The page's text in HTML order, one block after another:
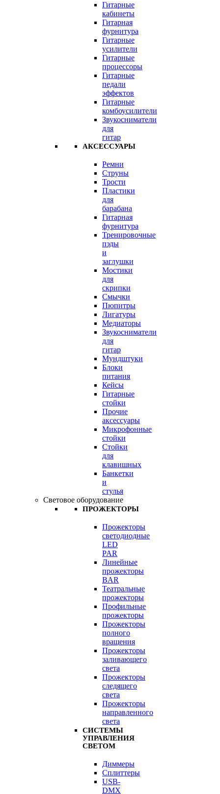
Гитарные
кабинеты
Гитарная
фурнитура
Гитарные
усилители
Гитарные
процессоры
Гитарные
педали
эффектов
Гитарные
комбоусилители
Звукосниматели
для
гитар
АКСЕССУАРЫ
Ремни
Струны
Трости
Пластики
для
барабана
Гитарная
фурнитура
Тренировочные
пэды
и
заглушки
Мостики
для
скрипки
Смычки
Пюпитры
Лигатуры
Медиаторы
Звукосниматели
для
гитар
Мундштуки
Блоки
питания
Кейсы
Гитарные
стойки
Прочие
аксессуары
Микрофонные
стойки
Стойки
для
клавишных
Банкетки
и
стулья
Световое оборудование
ПРОЖЕКТОРЫ
Прожекторы
светодиодные
LED
PAR
Линейные
прожекторы
BAR
Театральные
прожекторы
Профильные
прожекторы
Прожекторы
полного
вращения
Прожекторы
заливающего
света
Прожекторы
следящего
света
Прожекторы
направленного
света
СИСТЕМЫ
УПРАВЛЕНИЯ
СВЕТОМ
Диммеры
Сплиттеры
USB-
DMX